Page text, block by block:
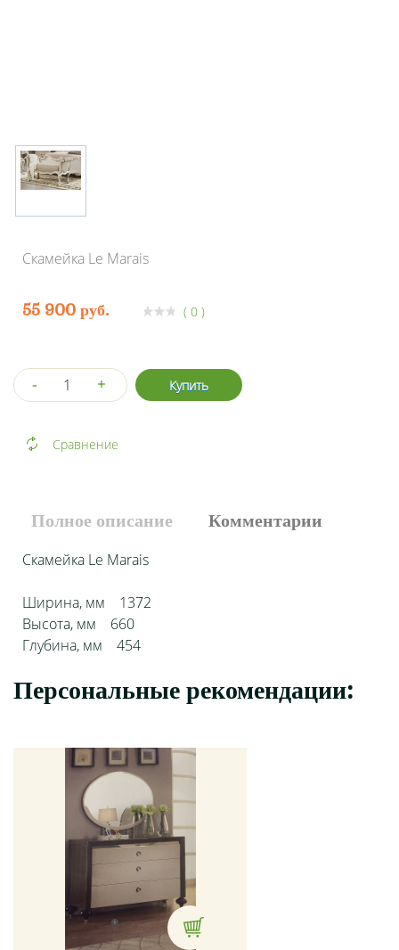
Скамейка Le Marais
55 900 руб. ( 0 )
- + Купить
Сравнение
Полное описание Комментарии
Скамейка Le Marais
Ширина, мм 1372
Высота, мм 660
Глубина, мм 454
Добавить комментарий
Персональные рекомендации: